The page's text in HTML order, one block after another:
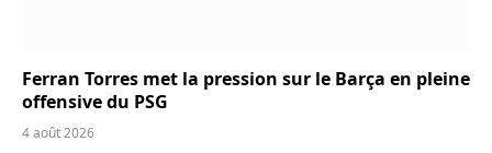
Ferran Torres met la pression sur le Barça en pleine
offensive du PSG
4 août 2026